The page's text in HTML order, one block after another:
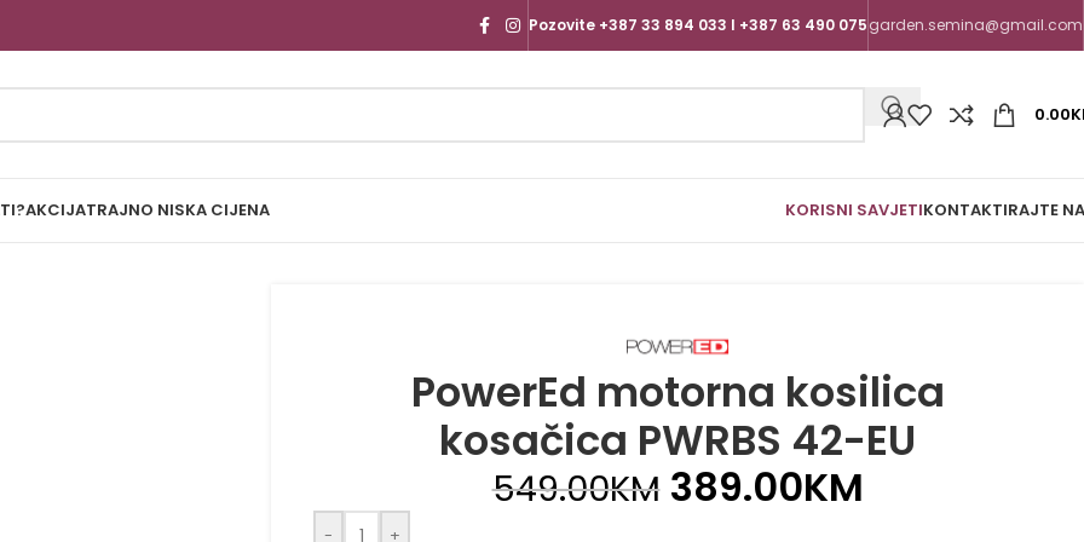
Pozovite +387 33 894 033 I +387 63 490 075garden.semina@gmail.com
0.00
AKCIJATRAJNO NISKA CIJENA KORISNI SAVJETIKONTAKTIRAJTE
PowerEd motorna kosilica
kosačica PWRBS 42-EU
549.00KM 389.00KM
- +